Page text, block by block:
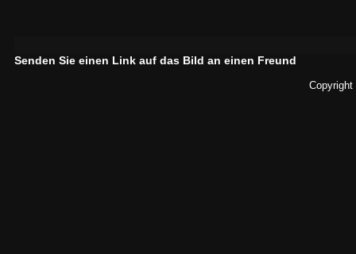
Senden Sie einen Link auf das Bild an einen Freund